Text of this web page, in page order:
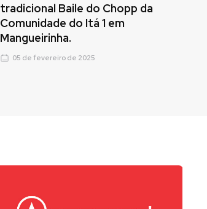
tradicional Baile do Chopp da
Comunidade do Itá 1 em
Mangueirinha.
05 de fevereiro de 2025